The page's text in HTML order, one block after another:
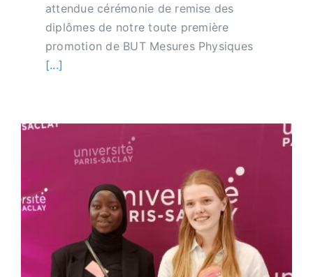
attendue cérémonie de remise des
diplômes de notre toute première
promotion de BUT Mesures Physiques
[...]